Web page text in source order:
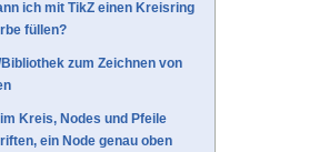
ich mit TikZ einen Kreisring
füllen?
Bibliothek zum Zeichnen von
Kreis, Nodes und Pfeile
ein Node genau oben